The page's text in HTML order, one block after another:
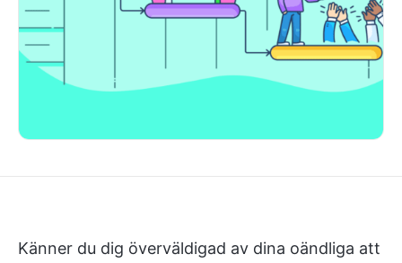
Känner du dig överväldigad av dina oändliga att